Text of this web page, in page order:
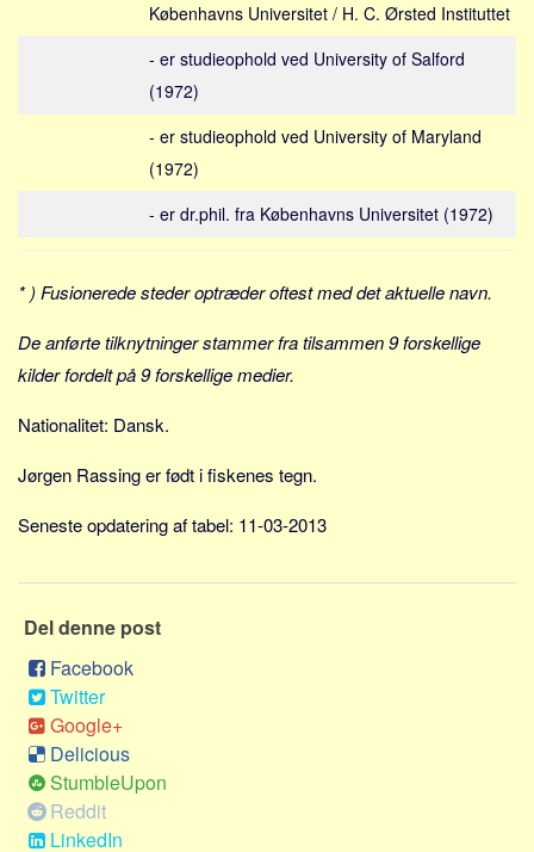
Økonomi
Skatter og afgifter
Dokumenttyper
Emner
Skribenter
Personer
Kilder
Om
Webstedet
Tekstannoncer
Bannere
Hjælp
Københavns Universitet / H. C. Ørsted Instituttet
- er studieophold ved University of Salford
(1972)
- er studieophold ved University of Maryland
(1972)
- er dr.phil. fra Københavns Universitet (1972)
* ) Fusionerede steder optræder oftest med det aktuelle navn.
De anførte tilknytninger stammer fra tilsammen 9 forskellige
kilder fordelt på 9 forskellige medier.
Nationalitet: Dansk.
Jørgen Rassing er født i fiskenes tegn.
Seneste opdatering af tabel: 11-03-2013
Del denne post
Facebook
Twitter
Google+
Delicious
StumbleUpon
Reddit
LinkedIn